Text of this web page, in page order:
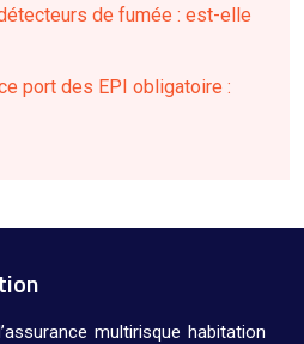
de fumée : est-elle
port des EPI obligatoire :
multirisque habitation